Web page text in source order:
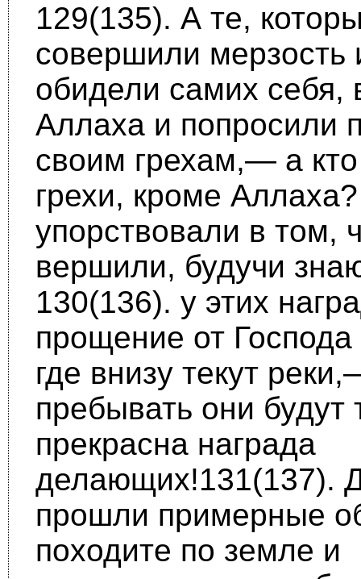
129(135). А те,
совершили мерзость
обидели самих себя,
Аллаха и попросили
своим грехам,— а
грехи, кро­ме
упорствовали в том,
вершили, будучи
130(136). у этих
прощение от
где внизу текут
пребывать они
прекрасна награда
делающих!131(137).
прошли примерные
походите по земле и